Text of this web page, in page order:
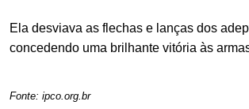
Ela desviava as flechas e lanças dos
concedendo uma brilhante vitória às
Fonte: ipco.org.br